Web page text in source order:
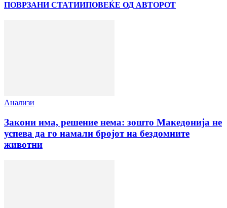
ПОВРЗАНИ СТАТИИПОВЕЌЕ ОД АВТОРОТ
Анализи
Закони има, решение нема: зошто Македонија не
успева да го намали бројот на бездомните
животни